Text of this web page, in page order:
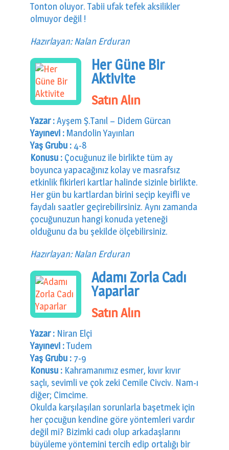
Tonton oluyor. Tabii ufak tefek aksilikler
olmuyor değil !
Hazırlayan: Nalan Erduran
Her Güne Bir
Aktivite
Satın Alın
Yazar :Ayşem Ş.Tanıl – Didem Gürcan
Yayınevi : Mandolin Yayınları
Yaş Grubu : 4-8
Konusu : Çocuğunuz ile birlikte tüm ay
boyunca yapacağınız kolay ve masrafsız
etkinlik fikirleri kartlar halinde sizinle birlikte.
Her gün bu kartlardan birini seçip keyifli ve
faydalı saatler geçirebilirsiniz. Aynı zamanda
çocuğunuzun hangi konuda yeteneği
olduğunu da bu şekilde ölçebilirsiniz.
Hazırlayan: Nalan Erduran
Adamı Zorla Cadı
Yaparlar
Satın Alın
Yazar : Niran Elçi
Yayınevi :Tudem
Yaş Grubu :7-9
Konusu : Kahramanımız esmer, kıvır kıvır
saçlı, sevimli ve çok zeki Cemile Civciv. Nam-ı
diğer; Cimcime.
Okulda karşılaşılan sorunlarla başetmek için
her çocuğun kendine göre yöntemleri vardır
değil mi? Bizimki cadı olup arkadaşlarını
büyüleme yöntemini tercih edip ortalığı bir